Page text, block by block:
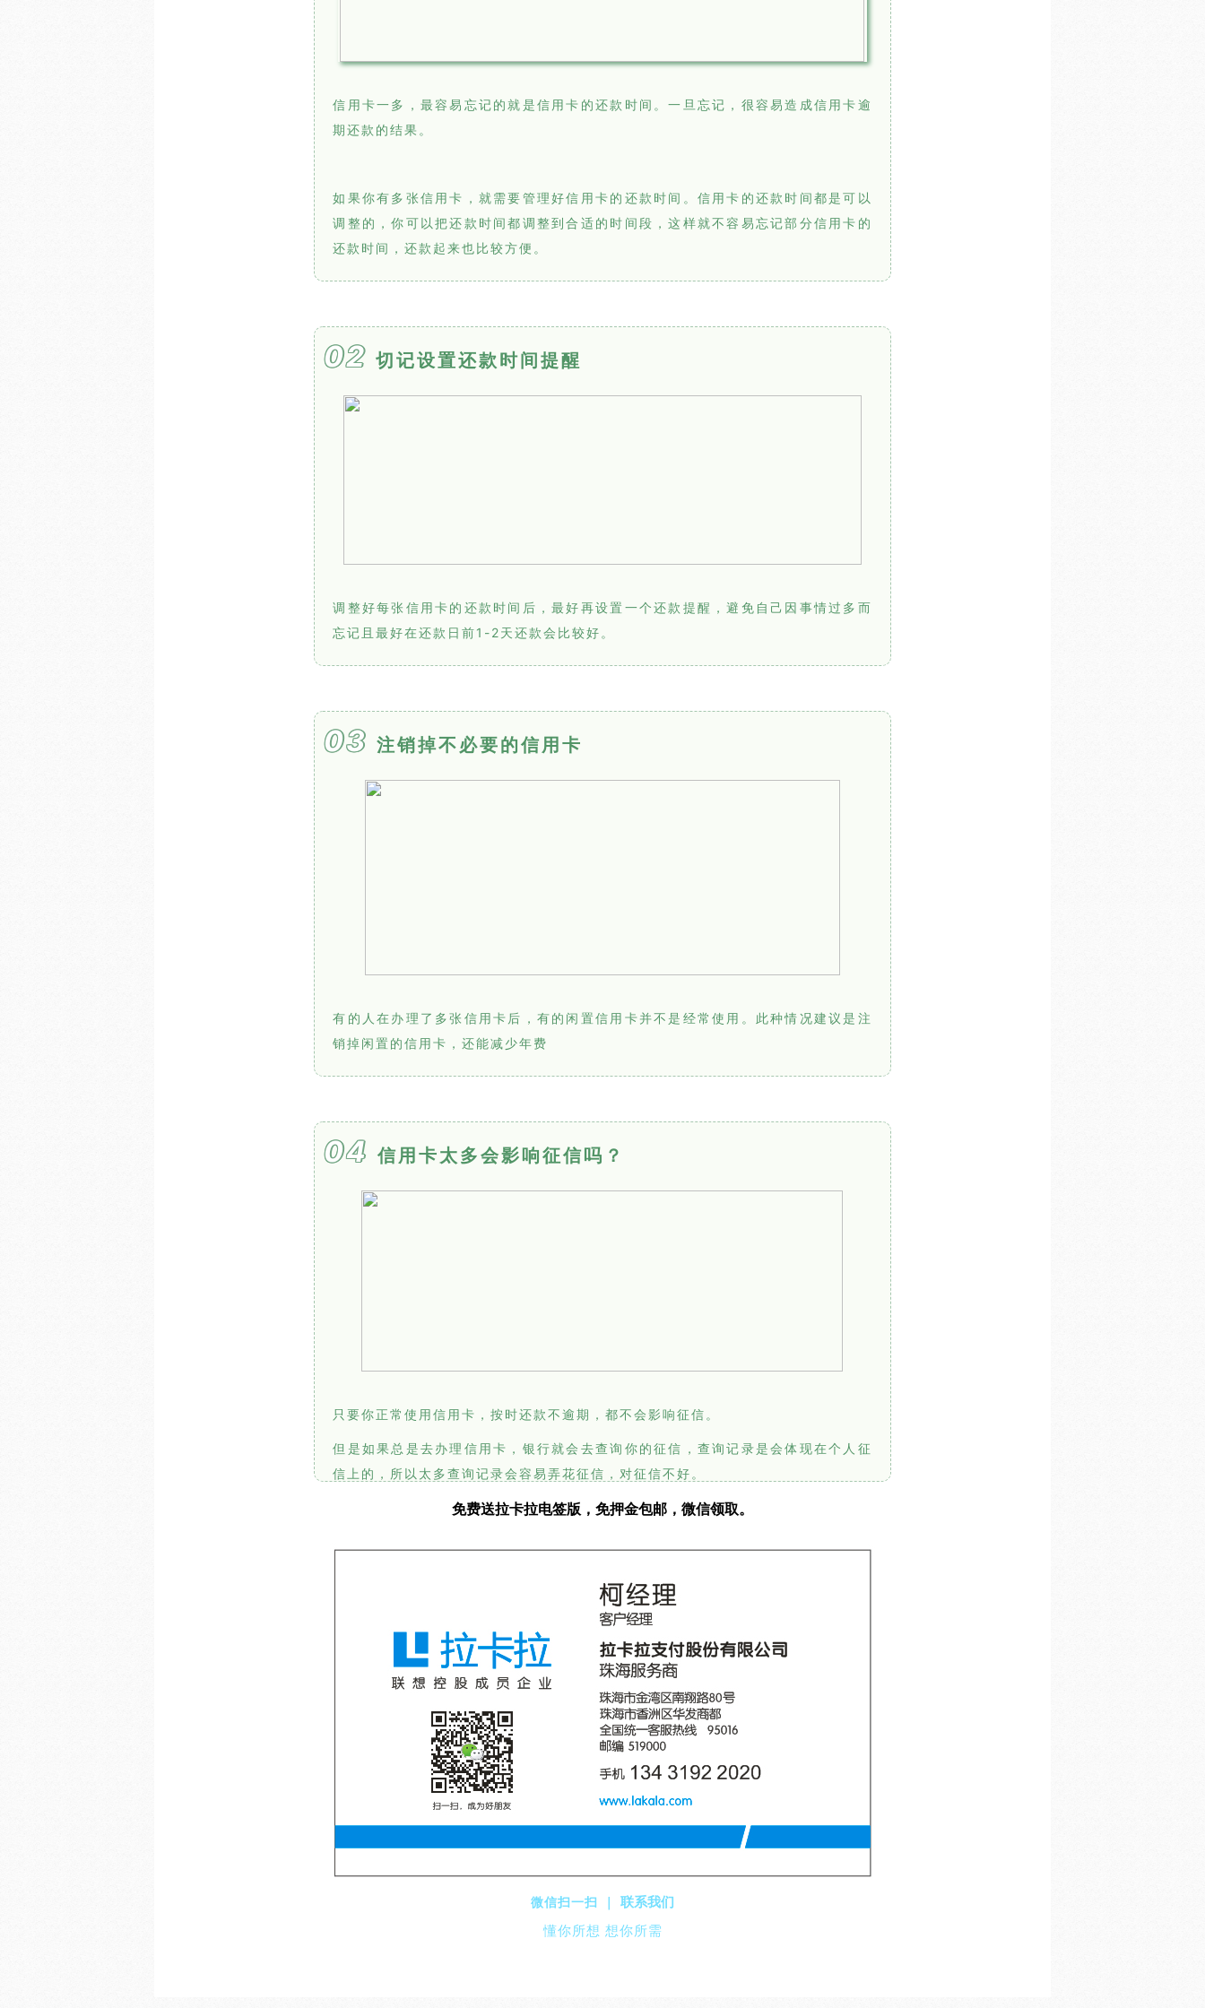
信用卡一多，最容易忘记的就是信用卡的还款时间。一旦忘记，很容易造成信用卡逾
期还款的结果。
如果你有多张信用卡，就需要管理好信用卡的还款时间。信用卡的还款时间都是可以
调整的，你可以把还款时间都调整到合适的时间段，这样就不容易忘记部分信用卡的
还款时间，还款起来也比较方便。
02切记设置还款时间提醒
调整好每张信用卡的还款时间后，最好再设置一个还款提醒，避免自己因事情过多而
忘记且最好在还款日前1-2天还款会比较好。
03注销掉不必要的信用卡
有的人在办理了多张信用卡后，有的闲置信用卡并不是经常使用。此种情况建议是注
销掉闲置的信用卡，还能减少年费
04信用卡太多会影响征信吗？
只要你正常使用信用卡，按时还款不逾期，都不会影响征信。
但是如果总是去办理信用卡，银行就会去查询你的征信，查询记录是会体现在个人征
信上的，所以太多查询记录会容易弄花征信，对征信不好。
免费送拉卡拉电签版，免押金包邮，微信领取。
微信扫一扫 ｜ 联系我们
懂你所想 想你所需